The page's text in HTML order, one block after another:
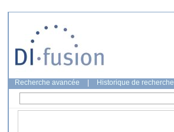
Recherche avancée Historique de recherche